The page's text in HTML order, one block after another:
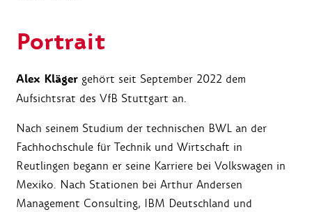
Portrait
Alex Kläger gehört seit September 2022 dem
Aufsichtsrat des VfB Stuttgart an.
Nach seinem Studium der technischen BWL an der
Fachhochschule für Technik und Wirtschaft in
Reutlingen begann er seine Karriere bei Volkswagen in
Mexiko. Nach Stationen bei Arthur Andersen
Management Consulting, IBM Deutschland und